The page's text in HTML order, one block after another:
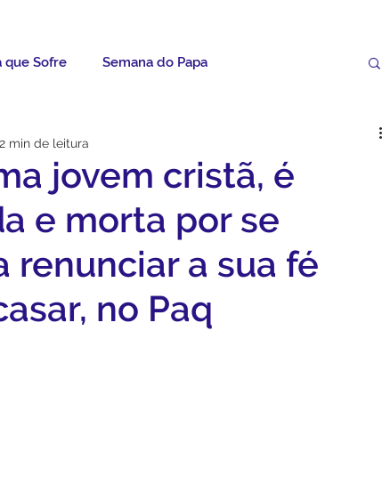
que Sofre Semana do Papa
Artigos
Atual Homilias Paróquia Padroeira
jovem cristã, é
e morta por se
renunciar a sua fé
no Paq
2 min de leitura